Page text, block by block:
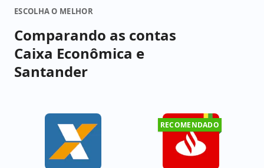
ESCOLHA O MELHOR
Comparando as contas
Caixa Econômica e
Santander
RECOMENDADO